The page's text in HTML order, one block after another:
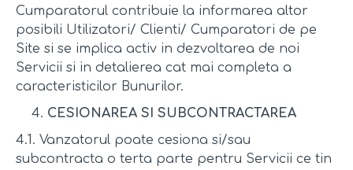
Cumparatorul contribuie la informarea altor
posibili Utilizatori/ Clienti/ Cumparatori de pe
Site si se implica activ in dezvoltarea de noi
Servicii si in detalierea cat mai completa a
caracteristicilor Bunurilor.
CESIONAREA SI SUBCONTRACTAREA
4.1. Vanzatorul poate cesiona si/sau
subcontracta o terta parte pentru Servicii ce tin